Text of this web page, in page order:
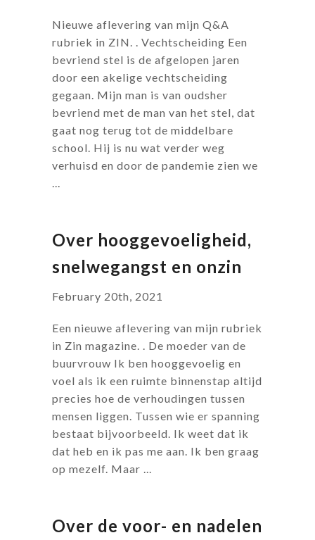
Nieuwe aflevering van mijn Q&A
rubriek in ZIN. . Vechtscheiding Een
bevriend stel is de afgelopen jaren
door een akelige vechtscheiding
gegaan. Mijn man is van oudsher
bevriend met de man van het stel, dat
gaat nog terug tot de middelbare
school. Hij is nu wat verder weg
verhuisd en door de pandemie zien we
Over hooggevoeligheid,
snelwegangst en onzin
February 20th, 2021
Een nieuwe aflevering van mijn rubriek
in Zin magazine. . De moeder van de
buurvrouw Ik ben hooggevoelig en
voel als ik een ruimte binnenstap altijd
precies hoe de verhoudingen tussen
mensen liggen. Tussen wie er spanning
bestaat bijvoorbeeld. Ik weet dat ik
dat heb en ik pas me aan. Ik ben graag
op mezelf. Maar ...
Over de voor- en nadelen